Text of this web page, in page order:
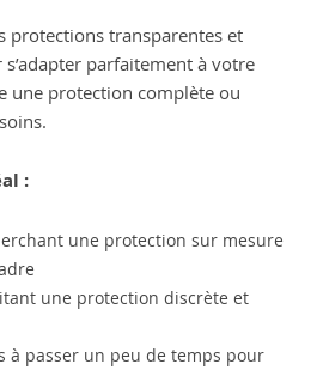
protections transparentes et
parfaitement à votre
une protection complète ou
:
une protection sur mesure
une protection discrète et
à passer un peu de temps pour